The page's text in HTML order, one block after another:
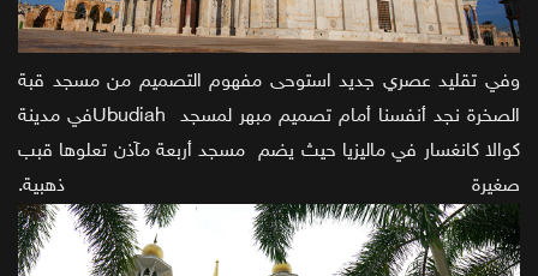
وفي تقليد عصري جديد استوحى مفهوم التصميم من مسجد قبة
الصخرة نجد أنفسنا أمام تصميم مبهر لمسجد Ubudiahفي مدينة
كوالا كانغسار في ماليزيا حيث يضم مسجد أربعة مآذن تعلوها قبب
صغيرة ذهبية.